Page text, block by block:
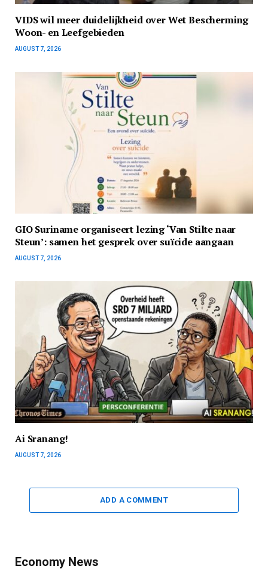
VIDS wil meer duidelijkheid over Wet Bescherming
Woon- en Leefgebieden
AUGUST 7, 2026
GIO Suriname organiseert lezing ‘Van Stilte naar
Steun’: samen het gesprek over suïcide aangaan
AUGUST 7, 2026
Ai Sranang!
AUGUST 7, 2026
ADD A COMMENT
Economy News